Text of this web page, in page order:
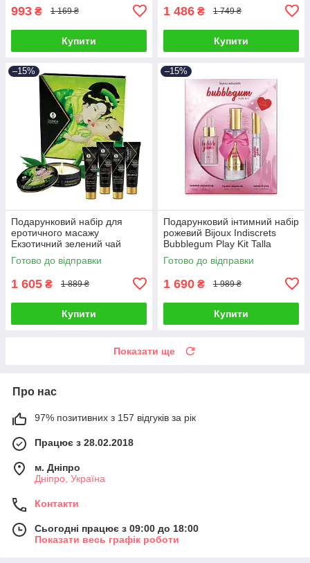
993 ₴ 1 169 ₴
Купити
1 486 ₴ 1 749 ₴
Купити
–15%
Подарунковий набір для
еротичного масажу
Екзотичний зелений чай
Shunga GEISHAS SECRETS
ORGANICA-Exotic Green Tea
Готово до відправки
1 605 ₴ 1 889 ₴
Купити
–15%
Подарунковий інтимний набір
рожевий Bijoux Indiscrets
Bubblegum Play Kit Talla
Готово до відправки
1 690 ₴ 1 989 ₴
Купити
Показати ще
Про нас
97% позитивних з 157 відгуків за рік
Працює з 28.02.2018
м. Дніпро
Дніпро, Україна
Контакти
Сьогодні працює з 09:00 до 18:00
Показати весь графік роботи